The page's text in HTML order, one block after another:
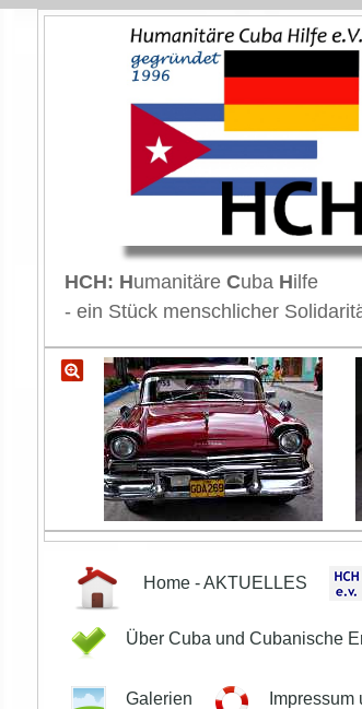
HCH: HumanitäreCuba Hilfe
- ein Stück menschlicher
Home - AKTUELLES
Über Cuba und Cubanische
Galerien